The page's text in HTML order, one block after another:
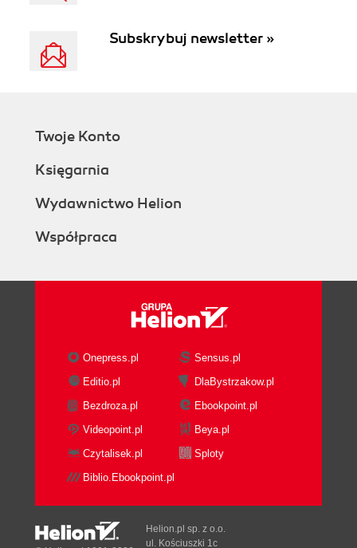
Subskrybuj newsletter »
Twoje Konto
Księgarnia
Wydawnictwo Helion
Współpraca
Onepress.pl
Sensus.pl
Editio.pl
DlaBystrzakow.pl
Bezdroza.pl
Ebookpoint.pl
Videopoint.pl
Beya.pl
Czytalisek.pl
Sploty
Biblio.Ebookpoint.pl
Helion.pl sp. z o.o.
ul. Kościuszki 1c